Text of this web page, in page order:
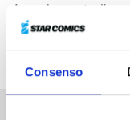
Consenso
Avendo avuto
sentimenti, i due
passo avanti...